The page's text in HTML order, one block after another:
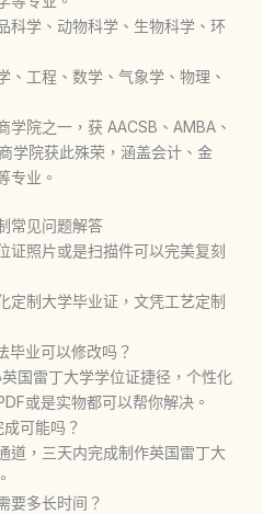
科学、动物科学、生物科学、环
、工程、数学、气象学、物理、
院之一，获 AACSB、AMBA、
学院获此殊荣，涵盖会计、金
专业。
常见问题解答
证照片或是扫描件可以完美复刻
定制大学毕业证，文凭工艺定制
毕业可以修改吗？
国雷丁大学学位证捷径，个性化
或是实物都可以帮你解决。
可能吗？
道，三天内完成制作英国雷丁大
要多长时间？